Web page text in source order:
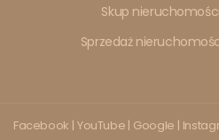
Skup
Sprzedaż
Facebook | YouTube | Google |